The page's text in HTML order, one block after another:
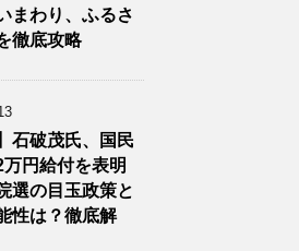
まわり、ふるさ
徹底攻略
石破茂氏、国民
円給付を表明
選の目玉政策と
性は？徹底解